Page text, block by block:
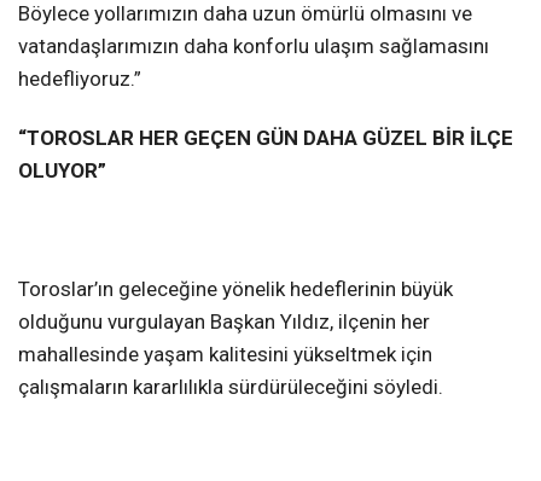
Böylece yollarımızın daha uzun ömürlü olmasını ve
vatandaşlarımızın daha konforlu ulaşım sağlamasını
hedefliyoruz.”
“TOROSLAR HER GEÇEN GÜN DAHA GÜZEL BİR İLÇE
OLUYOR”
Toroslar’ın geleceğine yönelik hedeflerinin büyük
olduğunu vurgulayan Başkan Yıldız, ilçenin her
mahallesinde yaşam kalitesini yükseltmek için
çalışmaların kararlılıkla sürdürüleceğini söyledi.